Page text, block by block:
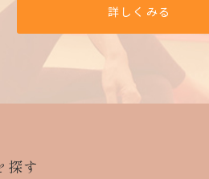
詳しくみる
探す